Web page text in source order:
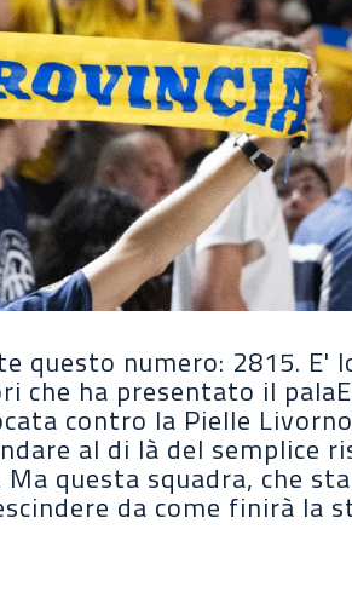
questo numero: 2815. E'
ha presentato il
contro la Pielle
al di là del semplice
questa squadra, che
da come finirà la